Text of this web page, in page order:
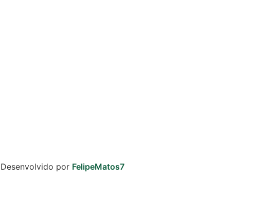
| Desenvolvido por FelipeMatos7